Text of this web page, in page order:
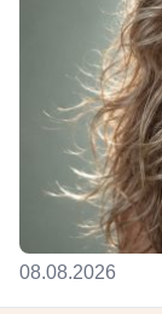
08.08.2026